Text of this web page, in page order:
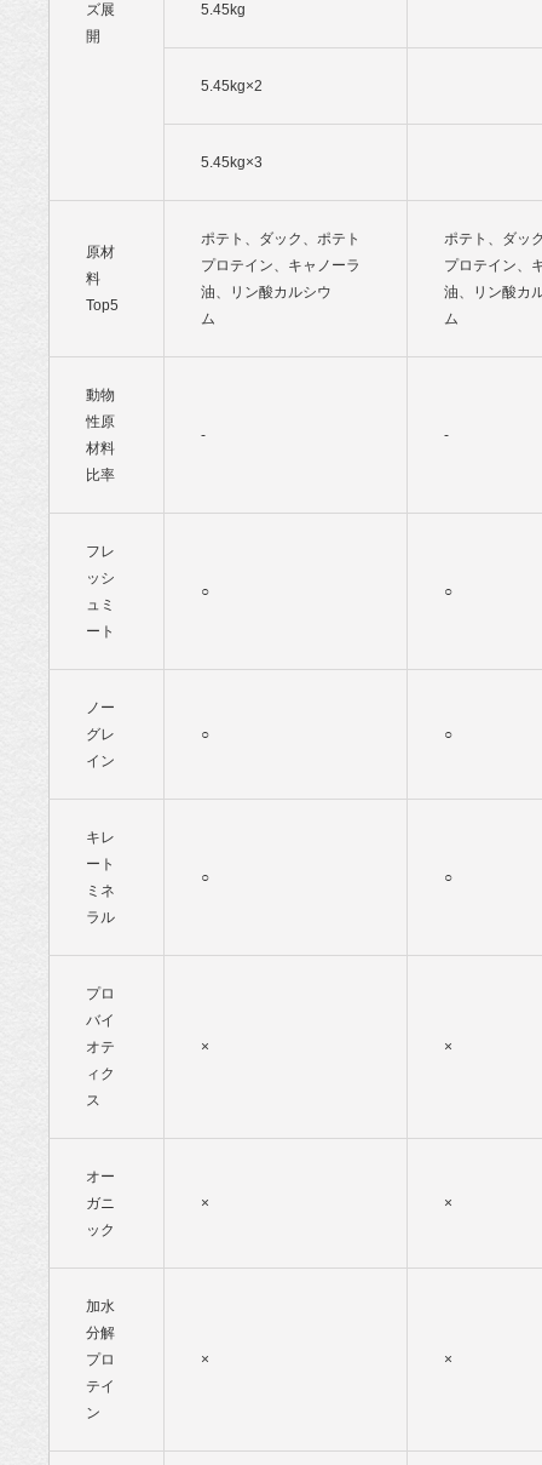
ズ展
開
5.45kg
5.45kg×2
5.45kg×3
原材
料
Top5
ポテト、ダック、ポテト
プロテイン、キャノーラ
油、リン酸カルシウ
ム
ポテト、ダッ
プロテイン、
油、リン酸カ
ム
動物
性原
材料
比率
- -
フレ
ッシ
ュミ
ート
○ ○
ノー
グレ
イン
○ ○
キレ
ート
ミネ
ラル
○ ○
プロ
バイ
オテ
ィク
ス
× ×
オー
ガニ
ック
× ×
加水
分解
プロ
テイ
ン
× ×